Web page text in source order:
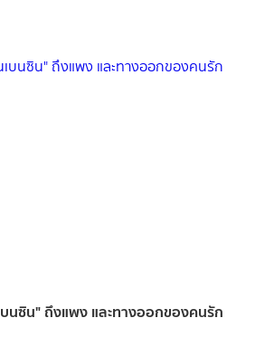
นซิน" ถึงแพง และทางออกของคนรัก